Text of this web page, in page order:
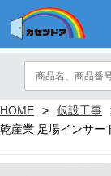
HOME 仮設工事
乾産業 足場インサー